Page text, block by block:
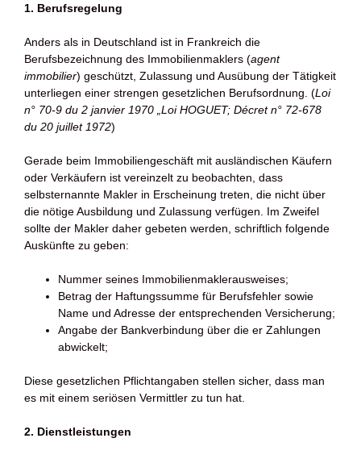
1. Berufsregelung
Anders als in Deutschland ist in Frankreich die
Berufsbezeichnung des Immobilienmaklers (agent
immobilier) geschützt, Zulassung und Ausübung der Tätigkeit
unterliegen einer strengen gesetzlichen Berufsordnung. (Loi
n° 70-9 du 2 janvier 1970 „Loi HOGUET; Décret n° 72-678
du 20 juillet 1972)
Gerade beim Immobiliengeschäft mit ausländischen Käufern
oder Verkäufern ist vereinzelt zu beobachten, dass
selbsternannte Makler in Erscheinung treten, die nicht über
die nötige Ausbildung und Zulassung verfügen. Im Zweifel
sollte der Makler daher gebeten werden, schriftlich folgende
Auskünfte zu geben:
Nummer seines Immobilienmaklerausweises;
Betrag der Haftungssumme für Berufsfehler sowie
Name und Adresse der entsprechenden Versicherung;
Angabe der Bankverbindung über die er Zahlungen
abwickelt;
Diese gesetzlichen Pflichtangaben stellen sicher, dass man
es mit einem seriösen Vermittler zu tun hat.
2. Dienstleistungen